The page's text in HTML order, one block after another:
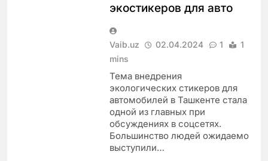
экостикеров для авто
Vaib.uz 02.04.2024 1
1
mins
Тема внедрения
экологических стикеров для
автомобилей в Ташкенте стала
одной из главных при
обсуждениях в соцсетях.
Большинство людей ожидаемо
выступили…